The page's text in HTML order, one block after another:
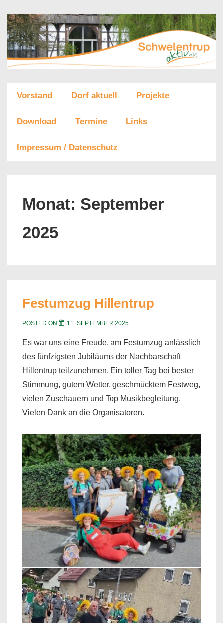
Zum
Inhalt
Main
Vorstand Dorf aktuell Projekte
Download Termine Links
Impressum / Datenschutz
Monat: September
2025
Festumzug Hillentrup
POSTED ON 11. SEPTEMBER 2025
Es war uns eine Freude, am Festumzug anlässlich
des fünfzigsten Jubiläums der Nachbarschaft
Hillentrup teilzunehmen. Ein toller Tag bei bester
Stimmung, gutem Wetter, geschmücktem Festweg,
vielen Zuschauern und Top Musikbegleitung.
Vielen Dank an die Organisatoren.